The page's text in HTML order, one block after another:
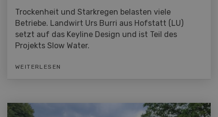
Trockenheit und Starkregen belasten viele
Betriebe. Landwirt Urs Burri aus Hofstatt (LU)
setzt auf das Keyline Design und ist Teil des
Projekts Slow Water.
WEITERLESEN